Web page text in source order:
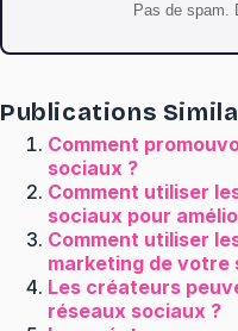
Pas de spam.
Publications
Comment
sociaux ?
Comment utiliser
sociaux pour
Comment utiliser
marketing de votre
Les créateurs
réseaux sociaux ?